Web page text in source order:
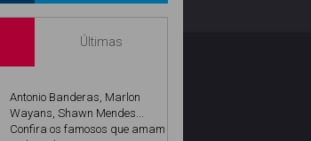
Últimas
Antonio Banderas, Marlon
Wayans, Shawn Mendes...
Confira os famosos que amam